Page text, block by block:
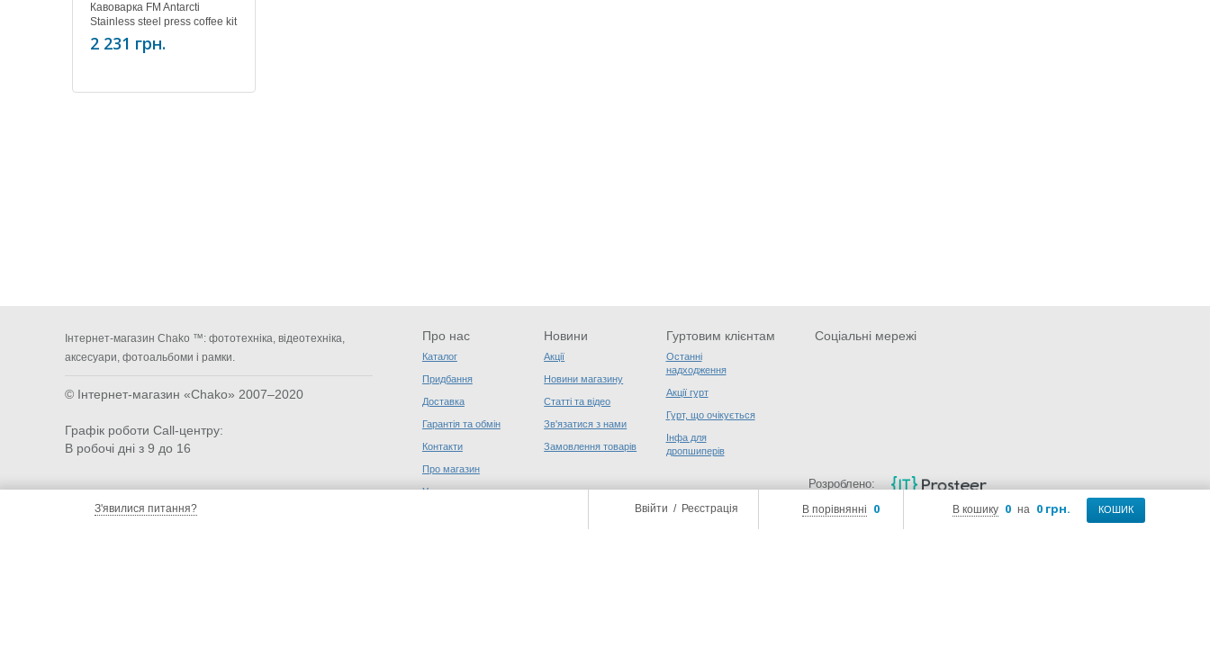
З'явилися питання? В кошику 0 на 0 грн. КОШИК
В порівнянні 0
Ввійти / Реєстрація
Кавоварка FM Antarcti
Stainless steel press coffee kit
2 231 грн.
Інтернет-магазин Chako ™: фототехніка, відеотехніка,
аксесуари, фотоальбоми і рамки.
© Інтернет-магазин «Chako» 2007–2020
Графік роботи Call-центру:
В робочі дні з 9 до 16
Про нас
Каталог
Придбання
Доставка
Гарантія та обмін
Контакти
Про магазин
Угода користувача
Новини
Акції
Новини магазину
Статті та відео
Зв'язатися з нами
Замовлення товарів
Гуртовим клієнтам
Останні
надходження
Акції гурт
Гурт, що очікується
Інфа для
дропшиперів
Соціальні мережі
Розроблено: